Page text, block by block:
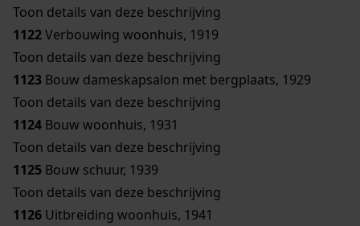
Toon details van deze beschrijving
1122Verbouwing woonhuis, 1919
Toon details van deze beschrijving
1123 Bouw dameskapsalon met bergplaats, 1929
Toon details van deze beschrijving
1124 Bouw woonhuis, 1931
Toon details van deze beschrijving
1125 Bouw schuur, 1939
Toon details van deze beschrijving
1126 Uitbreiding woonhuis, 1941